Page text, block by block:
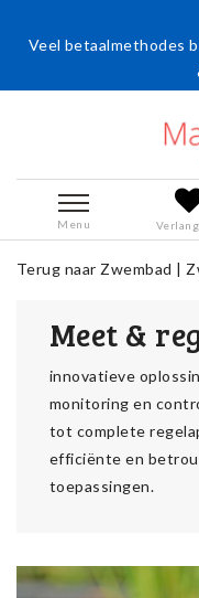
betaalmethodes
&
Menu
Terug naar Zwembad |
Meet &
innovatieve
monitoring en
tot complete
efficiënte en
toepassingen.